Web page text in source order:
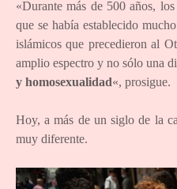
«Durante más de 500 años,
que se había establecido
islámicos que precedieron al
amplio espectro y no sólo una
y homosexualidad«, prosigue.
Hoy, a más de un siglo de la
muy diferente.